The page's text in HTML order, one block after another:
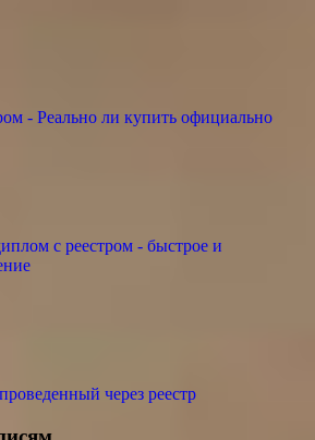
- Реально ли купить официально
с реестром - быстрое и
через реестр